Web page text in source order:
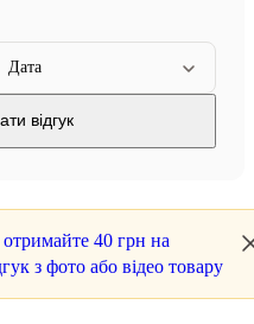
Дата
відгук
отримайте 40 грн на
з фото або відео товару